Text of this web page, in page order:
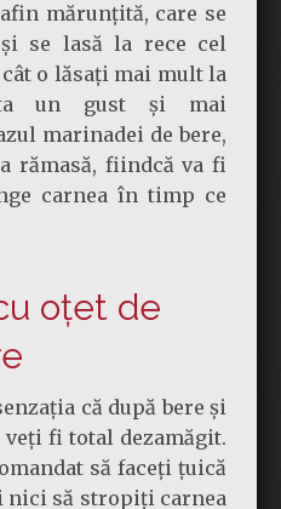
mărunțită, care se
se lasă la rece cel
o lăsați mai mult la
un gust și mai
marinadei de bere,
rămasă, fiindcă va fi
carnea în timp ce
oțet de
că după bere și
fi total dezamăgit.
să faceți țuică
nici să stropiți carnea